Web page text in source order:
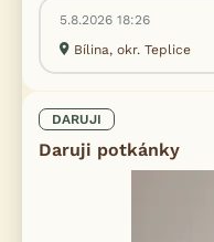
5.8.2026 18:26
Bílina, okr. Teplice
DARUJI
Daruji potkánky